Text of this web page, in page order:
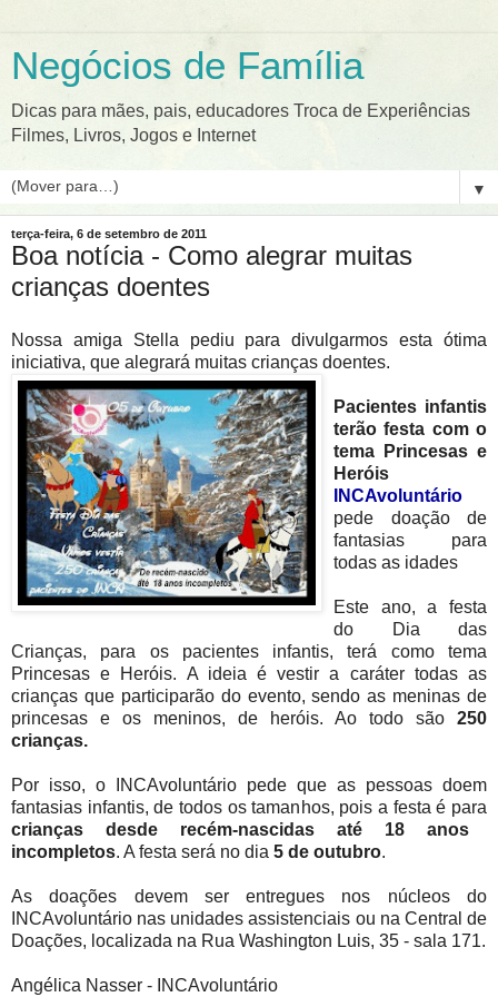
Negócios de Família
Dicas para mães, pais, educadores Troca de Experiências
Filmes, Livros, Jogos e Internet
▼
terça-feira, 6 de setembro de 2011
Boa notícia - Como alegrar muitas
crianças doentes
Nossa amiga Stella pediu para divulgarmos esta ótima
iniciativa, que alegrará muitas crianças doentes.
Pacientes infantis
terão festa com o
tema Princesas e
Heróis
INCAvoluntário
pede doação de
fantasias para
todas as idades
Este ano, a festa
do Dia das
Crianças, para os pacientes infantis, terá como tema
Princesas e Heróis. A ideia é vestir a caráter todas as
crianças que participarão do evento, sendo as meninas de
princesas e os meninos, de heróis. Ao todo são 250
crianças.
Por isso, o INCAvoluntário pede que as pessoas doem
fantasias infantis, de todos os tamanhos, pois a festa é para
crianças desde recém-nascidas até 18 anos
incompletos. A festa será no dia 5 de outubro.
As doações devem ser entregues nos núcleos do
INCAvoluntário nas unidades assistenciais ou na Central de
Doações, localizada na Rua Washington Luis, 35 - sala 171.
Angélica Nasser - INCAvoluntário